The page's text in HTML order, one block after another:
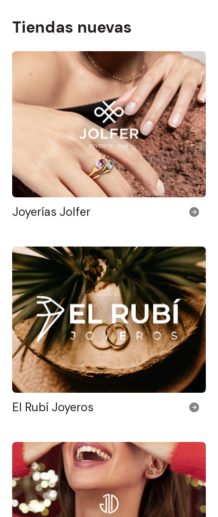
Tiendas nuevas
Joyerías Jolfer
El Rubí Joyeros